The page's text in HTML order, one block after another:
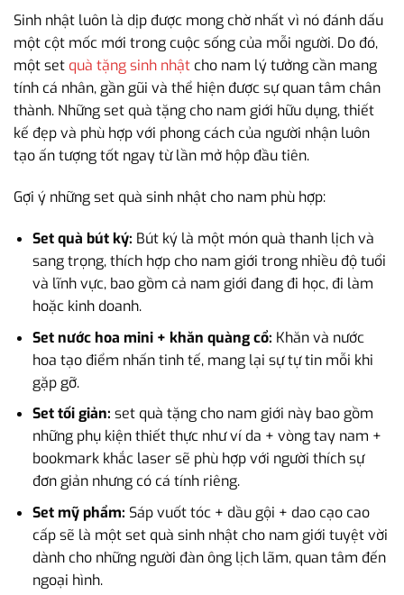
Sinh nhật luôn là dịp được mong chờ nhất vì nó đánh dấu
một cột mốc mới trong cuộc sống của mỗi người. Do đó,
một set quà tặng sinh nhật cho nam lý tưởng cần mang
tính cá nhân, gần gũi và thể hiện được sự quan tâm chân
thành. Những set quà tặng cho nam giới hữu dụng, thiết
kế đẹp và phù hợp với phong cách của người nhận luôn
tạo ấn tượng tốt ngay từ lần mở hộp đầu tiên.
Gợi ý những set quà sinh nhật cho nam phù hợp:
Set quà bút ký: Bút ký là một món quà thanh lịch và
sang trọng, thích hợp cho nam giới trong nhiều độ tuổi
và lĩnh vực, bao gồm cả nam giới đang đi học, đi làm
hoặc kinh doanh.
Set nước hoa mini + khăn quàng cổ: Khăn và nước
hoa tạo điểm nhấn tinh tế, mang lại sự tự tin mỗi khi
gặp gỡ.
Set tối giản: set quà tặng cho nam giới này bao gồm
những phụ kiện thiết thực như ví da + vòng tay nam +
bookmark khắc laser sẽ phù hợp với người thích sự
đơn giản nhưng có cá tính riêng.
Set mỹ phẩm: Sáp vuốt tóc + dầu gội + dao cạo cao
cấp sẽ là một set quà sinh nhật cho nam giới tuyệt vời
dành cho những người đàn ông lịch lãm, quan tâm đến
ngoại hình.